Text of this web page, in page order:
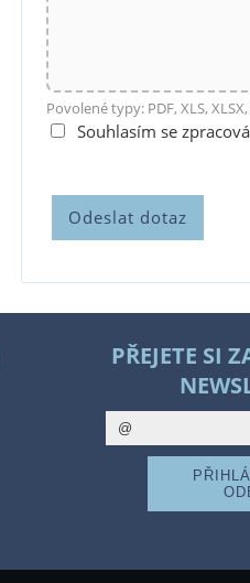
Povolené typy: PDF, XLS,
Souhlasím se
PŘEJETE SI